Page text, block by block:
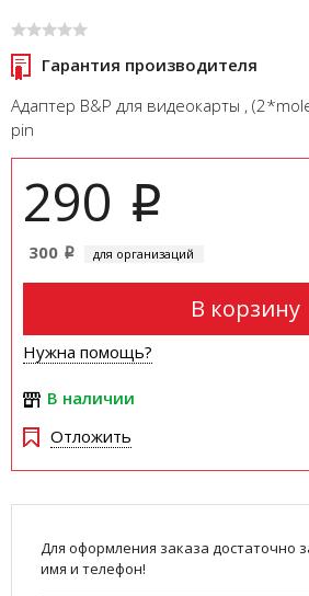
Гарантия производителя
Адаптер B&P для видеокарты ,
pin
290 i
300 i для организаций
В корзину
Нужна помощь?
В наличии
Отложить
Для оформления заказа достаточно
имя и телефон!